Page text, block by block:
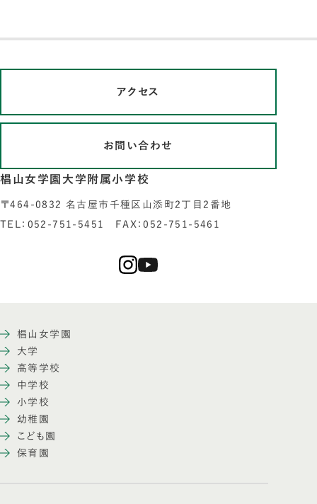
アクセス
お問い合わせ
椙山女学園大学附属小学校
〒464-0832 名古屋市千種区山添町2丁目2番地
TEL：052-751-5451 FAX：052-751-5461
椙山女学園
大学
高等学校
中学校
小学校
幼稚園
こども園
保育園